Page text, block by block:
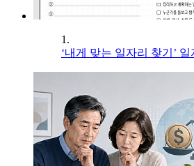
1.
‘내게 맞는 일자리 찾기’